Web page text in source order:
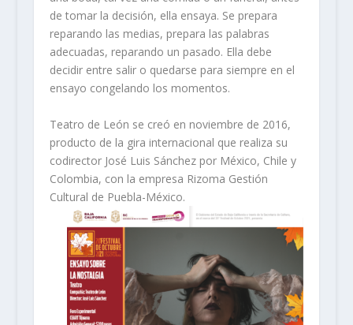
de tomar la decisión, ella ensaya. Se prepara
reparando las medias, prepara las palabras
adecuadas, reparando un pasado. Ella debe
decidir entre salir o quedarse para siempre en el
ensayo congelando los momentos.
Teatro de León se creó en noviembre de 2016,
producto de la gira internacional que realiza su
codirector José Luis Sánchez por México, Chile y
Colombia, con la empresa Rizoma Gestión
Cultural de Puebla-México.